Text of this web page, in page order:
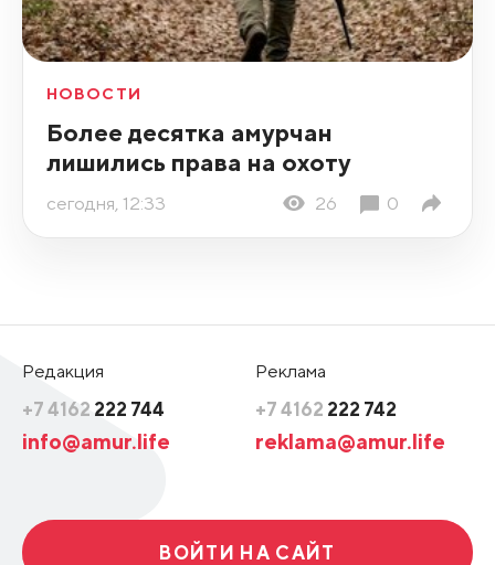
НОВОСТИ
Более десятка амурчан
лишились права на охоту
сегодня, 12:33 26 0
Редакция
+7 4162 222 744
info@amur.life
Реклама
+7 4162 222 742
reklama@amur.life
ВОЙТИ НА САЙТ